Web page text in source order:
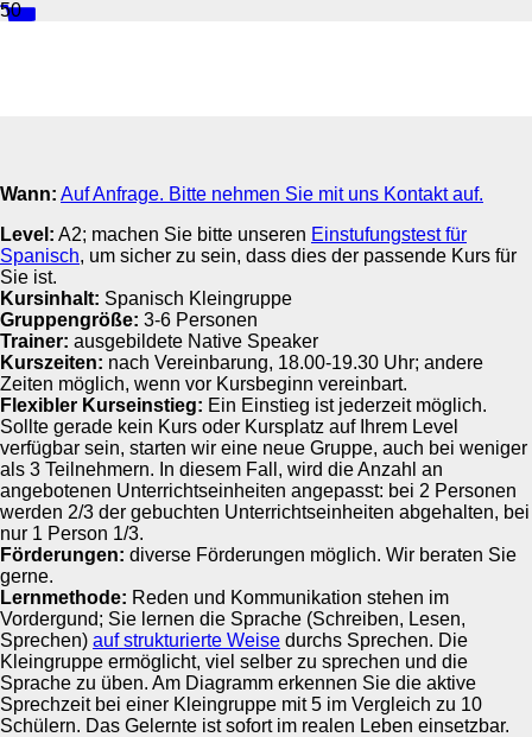
Wann: Auf Anfrage. Bitte nehmen Sie mit uns Kontakt auf.
Level: A2; machen Sie bitte unseren Einstufungstest für
Spanisch, um sicher zu sein, dass dies der passende Kurs für
Sie ist.
Kursinhalt: Spanisch Kleingruppe
Gruppengröße: 3-6 Personen
Trainer: ausgebildete Native Speaker
Kurszeiten: nach Vereinbarung, 18.00-19.30 Uhr; andere
Zeiten möglich, wenn vor Kursbeginn vereinbart.
Flexibler Kurseinstieg: Ein Einstieg ist jederzeit möglich.
Sollte gerade kein Kurs oder Kursplatz auf Ihrem Level
verfügbar sein, starten wir eine neue Gruppe, auch bei weniger
als 3 Teilnehmern. In diesem Fall, wird die Anzahl an
angebotenen Unterrichtseinheiten angepasst: bei 2 Personen
werden 2/3 der gebuchten Unterrichtseinheiten abgehalten, bei
nur 1 Person 1/3.
Förderungen: diverse Förderungen möglich. Wir beraten Sie
gerne.
Lernmethode: Reden und Kommunikation stehen im
Vordergund; Sie lernen die Sprache (Schreiben, Lesen,
Sprechen) auf strukturierte Weise durchs Sprechen. Die
Kleingruppe ermöglicht, viel selber zu sprechen und die
Sprache zu üben. Am Diagramm erkennen Sie die aktive
Sprechzeit bei einer Kleingruppe mit 5 im Vergleich zu 10
Schülern. Das Gelernte ist sofort im realen Leben einsetzbar.